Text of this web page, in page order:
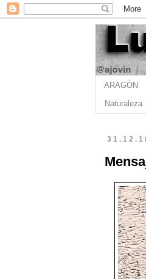
ARAGÓN
Naturaleza